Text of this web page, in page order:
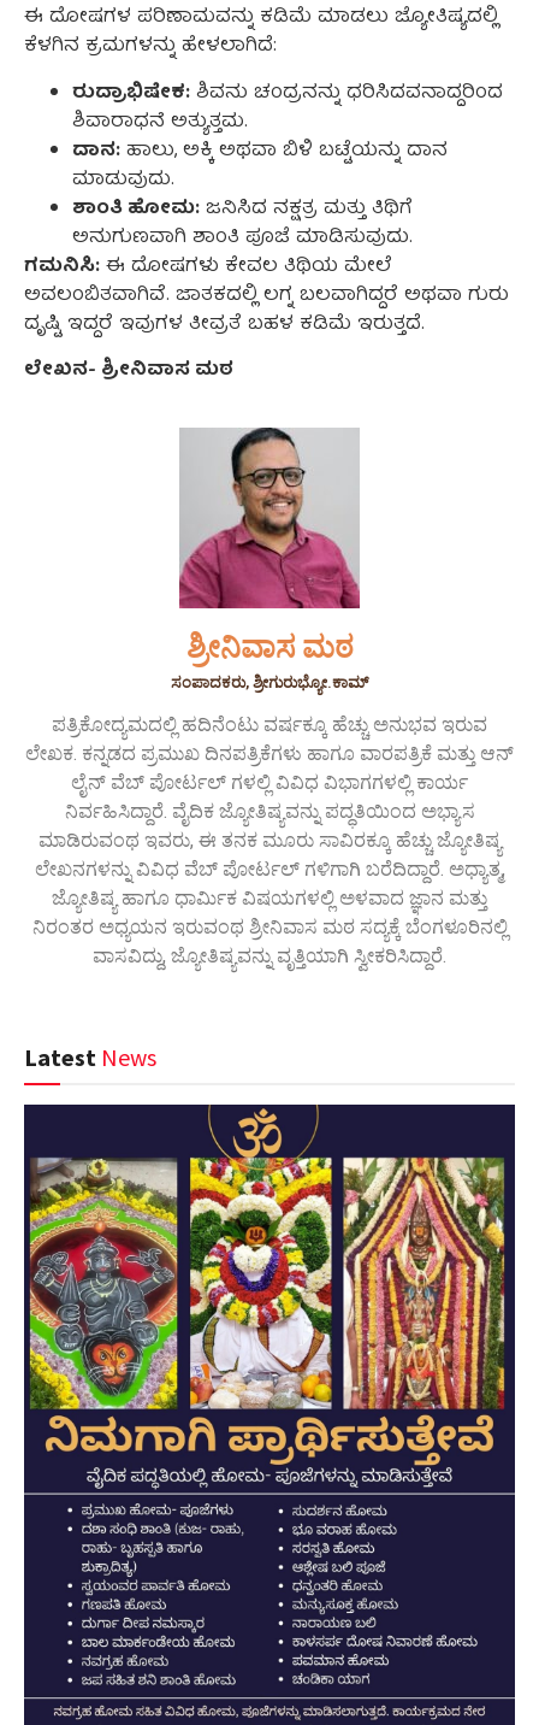
ಈ ದೋಷಗಳ ಪರಿಣಾಮವನ್ನು ಕಡಿಮೆ ಮಾಡಲು ಜ್ಯೋತಿಷ್ಯದಲ್ಲಿ
ಕೆಳಗಿನ ಕ್ರಮಗಳನ್ನು ಹೇಳಲಾಗಿದೆ:
ರುದ್ರಾಭಿಷೇಕ:ಶಿವನು ಚಂದ್ರನನ್ನು ಧರಿಸಿದವನಾದ್ದರಿಂದ
ಶಿವಾರಾಧನೆ ಅತ್ಯುತ್ತಮ.
ದಾನ:ಹಾಲು, ಅಕ್ಕಿ ಅಥವಾ ಬಿಳಿ ಬಟ್ಟೆಯನ್ನು ದಾನ
ಮಾಡುವುದು.
ಶಾಂತಿ ಹೋಮ:ಜನಿಸಿದ ನಕ್ಷತ್ರ ಮತ್ತು ತಿಥಿಗೆ
ಅನುಗುಣವಾಗಿ ಶಾಂತಿ ಪೂಜೆ ಮಾಡಿಸುವುದು.
ಗಮನಿಸಿ:ಈ ದೋಷಗಳು ಕೇವಲ ತಿಥಿಯ ಮೇಲೆ
ಅವಲಂಬಿತವಾಗಿವೆ. ಜಾತಕದಲ್ಲಿ ಲಗ್ನ ಬಲವಾಗಿದ್ದರೆ ಅಥವಾ ಗುರು
ದೃಷ್ಟಿ ಇದ್ದರೆ ಇವುಗಳ ತೀವ್ರತೆ ಬಹಳ ಕಡಿಮೆ ಇರುತ್ತದೆ.
ಲೇಖನ- ಶ್ರೀನಿವಾಸ ಮಠ
ಶ್ರೀನಿವಾಸ ಮಠ
ಸಂಪಾದಕರು, ಶ್ರೀಗುರುಭ್ಯೋ.ಕಾಮ್
ಪತ್ರಿಕೋದ್ಯಮದಲ್ಲಿ ಹದಿನೆಂಟು ವರ್ಷಕ್ಕೂ ಹೆಚ್ಚು ಅನುಭವ ಇರುವ
ಲೇಖಕ. ಕನ್ನಡದ ಪ್ರಮುಖ ದಿನಪತ್ರಿಕೆಗಳು ಹಾಗೂ ವಾರಪತ್ರಿಕೆ ಮತ್ತು ಆನ್
ಲೈನ್ ವೆಬ್ ಪೋರ್ಟಲ್ ಗಳಲ್ಲಿ ವಿವಿಧ ವಿಭಾಗಗಳಲ್ಲಿ ಕಾರ್ಯ
ನಿರ್ವಹಿಸಿದ್ದಾರೆ. ವೈದಿಕ ಜ್ಯೋತಿಷ್ಯವನ್ನು ಪದ್ಧತಿಯಿಂದ ಅಭ್ಯಾಸ
ಮಾಡಿರುವಂಥ ಇವರು, ಈ ತನಕ ಮೂರು ಸಾವಿರಕ್ಕೂ ಹೆಚ್ಚು ಜ್ಯೋತಿಷ್ಯ
ಲೇಖನಗಳನ್ನು ವಿವಿಧ ವೆಬ್ ಪೋರ್ಟಲ್ ಗಳಿಗಾಗಿ ಬರೆದಿದ್ದಾರೆ. ಅಧ್ಯಾತ್ಮ,
ಜ್ಯೋತಿಷ್ಯ ಹಾಗೂ ಧಾರ್ಮಿಕ ವಿಷಯಗಳಲ್ಲಿ ಅಳವಾದ ಜ್ಞಾನ ಮತ್ತು
ನಿರಂತರ ಅಧ್ಯಯನ ಇರುವಂಥ ಶ್ರೀನಿವಾಸ ಮಠ ಸದ್ಯಕ್ಕೆ ಬೆಂಗಳೂರಿನಲ್ಲಿ
ವಾಸವಿದ್ದು, ಜ್ಯೋತಿಷ್ಯವನ್ನು ವೃತ್ತಿಯಾಗಿ ಸ್ವೀಕರಿಸಿದ್ದಾರೆ.
Latest News